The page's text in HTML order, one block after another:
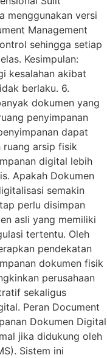
menggunakan versi
Management
sehingga setiap
Kesimpulan:
kesalahan akibat
berlaku. 6.
dokumen yang
penyimpanan
dapat
ruang arsip fisik
digital lebih
Apakah Dokumen
semakin
perlu disimpan
asli yang memiliki
tertentu. Oleh
pendekatan
dokumen fisik
perusahaan
sekaligus
Peran Document
Dokumen Digital
jika didukung oleh
Sistem ini